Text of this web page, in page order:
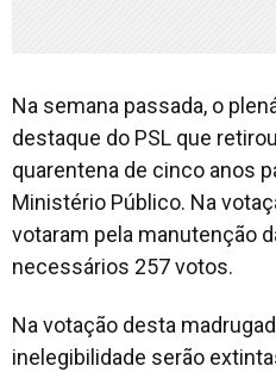
Na semana passada, o
destaque do PSL que
quarentena de cinco anos
Ministério Público. Na
votaram pela manutenção
necessários 257 votos.
Na votação desta
inelegibilidade serão